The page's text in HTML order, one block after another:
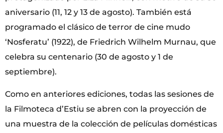
aniversario (11, 12 y 13 de agosto). También está
programado el clásico de terror de cine mudo
‘Nosferatu’ (1922), de Friedrich Wilhelm Murnau, que
celebra su centenario (30 de agosto y 1 de
septiembre).
Como en anteriores ediciones, todas las sesiones de
la Filmoteca d’Estiu se abren con la proyección de
una muestra de la colección de películas domésticas